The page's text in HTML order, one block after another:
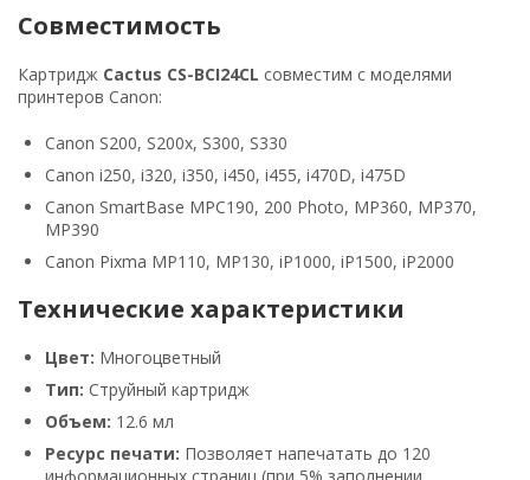
Совместимость
Картридж Cactus CS-BCI24CL совместим с моделями
принтеров Canon:
Canon S200, S200x, S300, S330
Canon i250, i320, i350, i450, i455, i470D, i475D
Canon SmartBase MPC190, 200 Photo, MP360, MP370,
MP390
Canon Pixma MP110, MP130, iP1000, iP1500, iP2000
Технические характеристики
Цвет: Многоцветный
Тип: Струйный картридж
Объем: 12.6 мл
Ресурс печати: Позволяет напечатать до 120